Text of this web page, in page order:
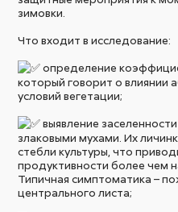
зимовки.
Что входит в исследование:
определение
который говорит о влиянии
условий вегетации;
выявление
злаковыми мухами. Их
стебли культуры, что
продуктивности более чем
Типичная симптоматика –
центрального листа;